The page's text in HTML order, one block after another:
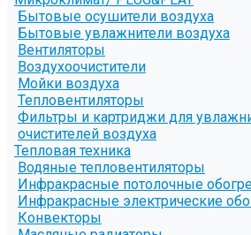
Бытовые осушители воздуха
Бытовые увлажнители воздуха
Вентиляторы
Воздухоочистители
Мойки воздуха
Тепловентиляторы
Фильтры и картриджи для
очистителей воздуха
Тепловая техника
Водяные тепловентиляторы
Инфракрасные потолочные
Инфракрасные электрические
Конвекторы